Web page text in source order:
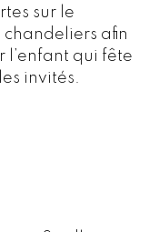
sur le
chandeliers afin
l’enfant qui fête
invités.